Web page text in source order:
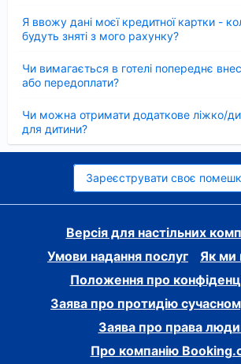
Я ввожу дані моєї кредитної картки -
будуть зняті з мого рахунку?
Чи вимагається в готелі попереднє
або передоплати?
Чи можна отримати додаткове ліжко/
для дитини?
Зареєструвати своє
Версія для настільних
Умови надання послуг
Як ми
Положення про
Заява про протидію
Заява про права
Про компанію